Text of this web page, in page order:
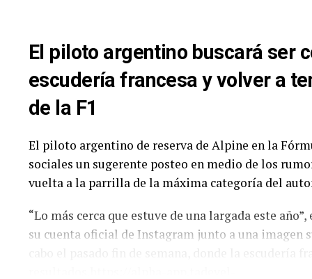
de ACTC tras el golpe en El Calafate. Con un
resalta el regreso de Martín Serrano, a bordo de
TURISMO CARRETERA – FECHA 3
Orden Numero
Piloto
1
1
Santero, Julian
2
2
Lambiris,
3
3 Ciantini, Diego
El piloto argentino buscará ser
escudería francesa y volver a
de la F1
El piloto argentino de reserva de Alpine en la
sociales un sugerente posteo en medio de los
vuelta a la parrilla de la máxima categoría del
“Lo más cerca que estuve de una largada este
su cuenta oficial de Instagram junto a una imagen